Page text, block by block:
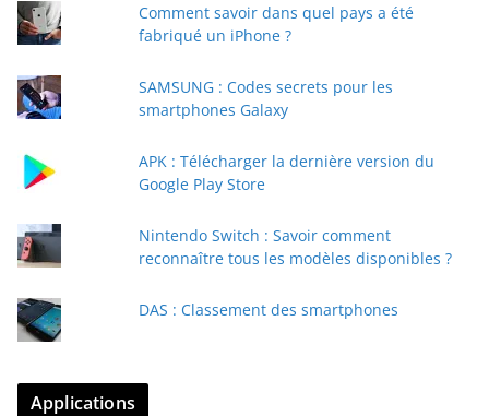
Comment savoir dans quel pays a été
fabriqué un iPhone ?
SAMSUNG : Codes secrets pour les
smartphones Galaxy
APK : Télécharger la dernière version du
Google Play Store
Nintendo Switch : Savoir comment
reconnaître tous les modèles disponibles ?
DAS : Classement des smartphones
Applications